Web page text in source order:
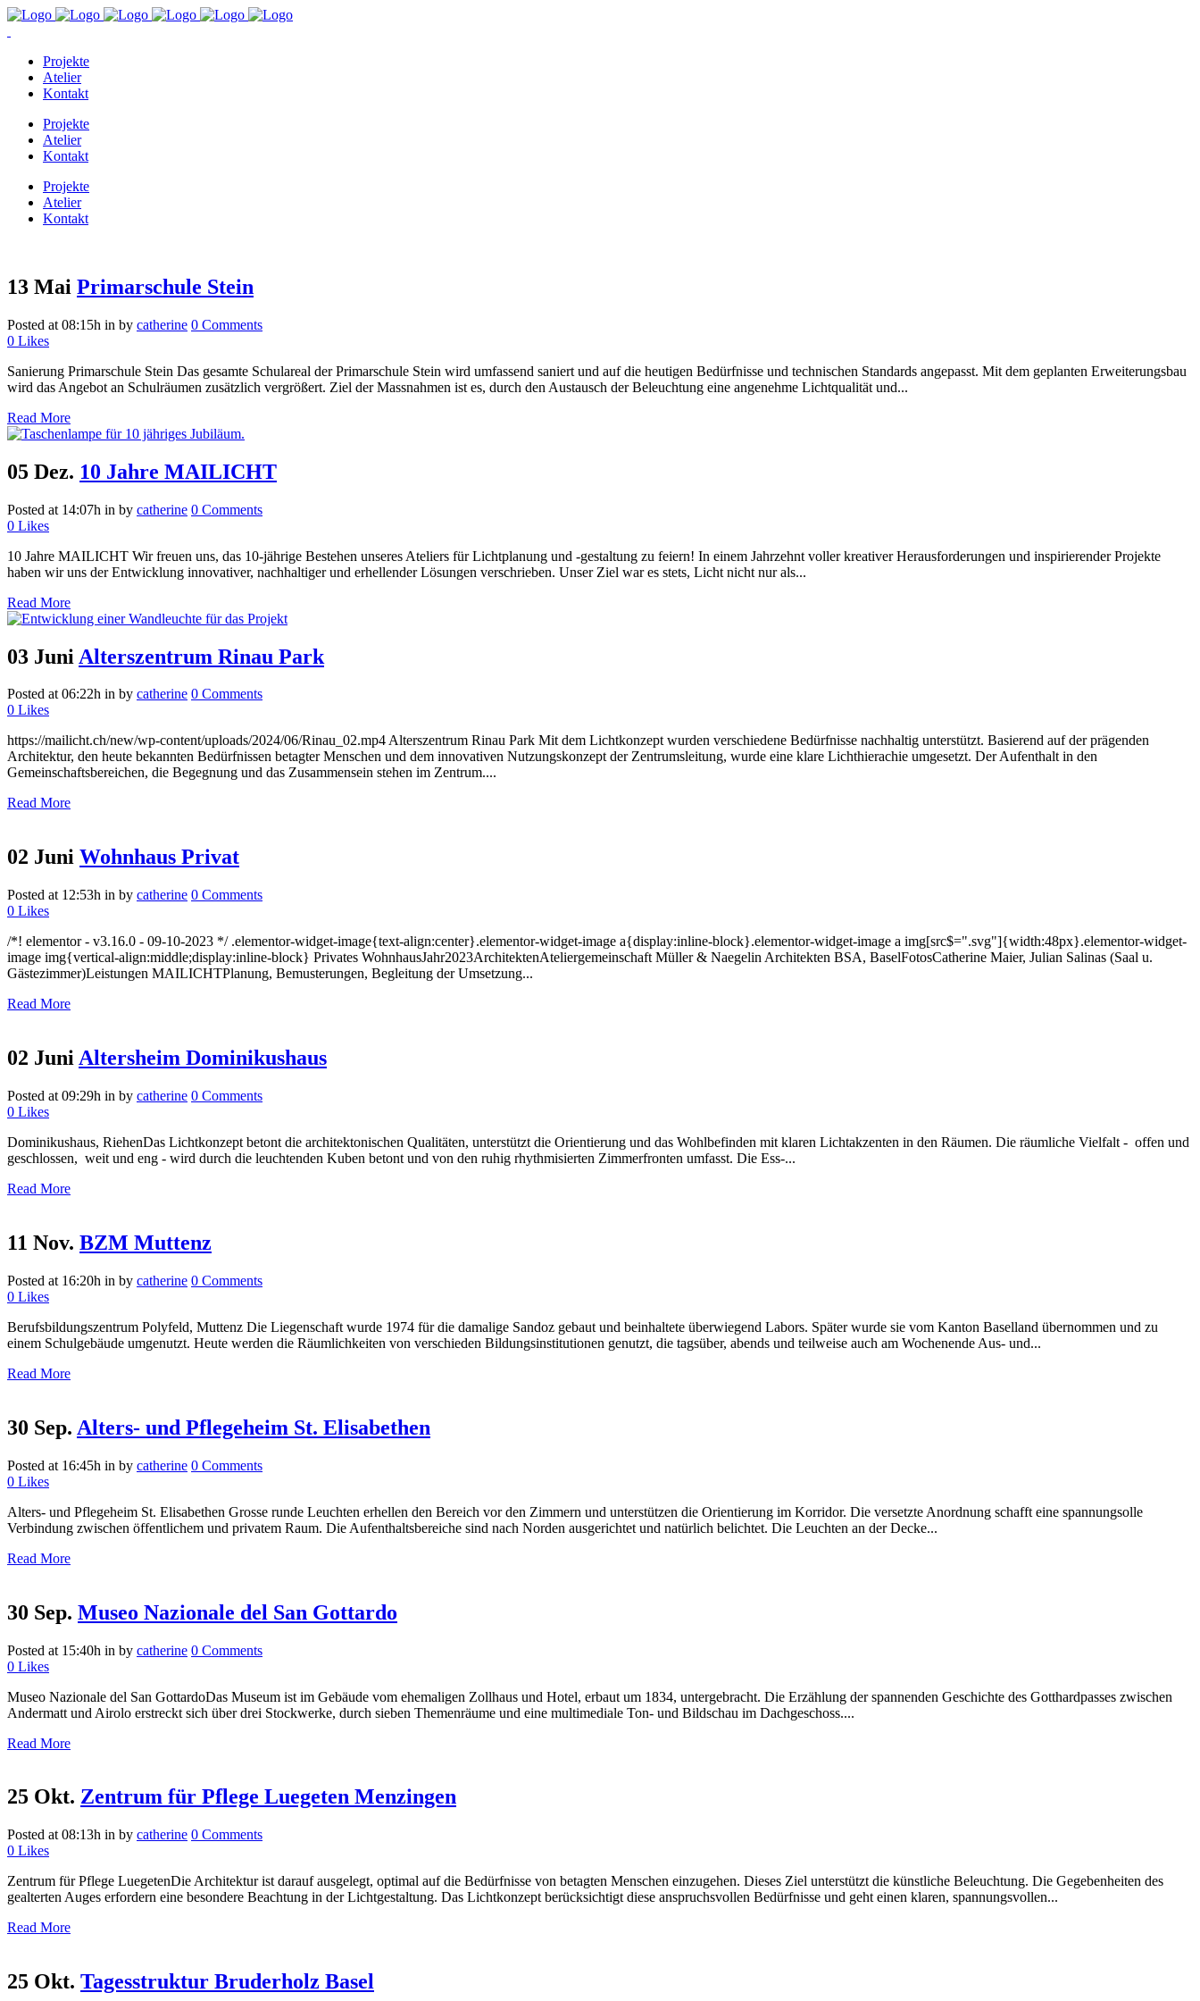
Projekte
Atelier
Kontakt
Projekte
Atelier
Kontakt
Projekte
Atelier
Kontakt
13 Mai Primarschule Stein
Posted at 08:15h in by catherine 0 Comments
0 Likes
Sanierung Primarschule Stein Das gesamte Schulareal der Primarschule Stein wird umfassend saniert und auf die heutigen Bedürfnisse und technischen Standards angepasst. Mit dem geplanten Erweiterungsbau
wird das Angebot an Schulräumen zusätzlich vergrößert. Ziel der Massnahmen ist es, durch den Austausch der Beleuchtung eine angenehme Lichtqualität und...
Read More
05 Dez. 10 Jahre MAILICHT
Posted at 14:07h in by catherine 0 Comments
0 Likes
10 Jahre MAILICHT Wir freuen uns, das 10-jährige Bestehen unseres Ateliers für Lichtplanung und -gestaltung zu feiern! In einem Jahrzehnt voller kreativer Herausforderungen und inspirierender Projekte
haben wir uns der Entwicklung innovativer, nachhaltiger und erhellender Lösungen verschrieben. Unser Ziel war es stets, Licht nicht nur als...
Read More
03 Juni Alterszentrum Rinau Park
Posted at 06:22h in by catherine 0 Comments
0 Likes
https://mailicht.ch/new/wp-content/uploads/2024/06/Rinau_02.mp4 Alterszentrum Rinau Park Mit dem Lichtkonzept wurden verschiedene Bedürfnisse nachhaltig unterstützt. Basierend auf der prägenden
Architektur, den heute bekannten Bedürfnissen betagter Menschen und dem innovativen Nutzungskonzept der Zentrumsleitung, wurde eine klare Lichthierachie umgesetzt. Der Aufenthalt in den
Gemeinschaftsbereichen, die Begegnung und das Zusammensein stehen im Zentrum....
Read More
02 Juni Wohnhaus Privat
Posted at 12:53h in by catherine 0 Comments
0 Likes
/*! elementor - v3.16.0 - 09-10-2023 */ .elementor-widget-image{text-align:center}.elementor-widget-image a{display:inline-block}.elementor-widget-image a img[src$=".svg"]{width:48px}.elementor-widget-
image img{vertical-align:middle;display:inline-block} Privates WohnhausJahr2023ArchitektenAteliergemeinschaft Müller & Naegelin Architekten BSA, BaselFotosCatherine Maier, Julian Salinas (Saal u.
Gästezimmer)Leistungen MAILICHTPlanung, Bemusterungen, Begleitung der Umsetzung...
Read More
02 Juni Altersheim Dominikushaus
Posted at 09:29h in by catherine 0 Comments
0 Likes
Dominikushaus, RiehenDas Lichtkonzept betont die architektonischen Qualitäten, unterstützt die Orientierung und das Wohlbefinden mit klaren Lichtakzenten in den Räumen. Die räumliche Vielfalt - offen und
geschlossen, weit und eng - wird durch die leuchtenden Kuben betont und von den ruhig rhythmisierten Zimmerfronten umfasst. Die Ess-...
Read More
11 Nov. BZM Muttenz
Posted at 16:20h in by catherine 0 Comments
0 Likes
Berufsbildungszentrum Polyfeld, Muttenz Die Liegenschaft wurde 1974 für die damalige Sandoz gebaut und beinhaltete überwiegend Labors. Später wurde sie vom Kanton Baselland übernommen und zu
einem Schulgebäude umgenutzt. Heute werden die Räumlichkeiten von verschieden Bildungsinstitutionen genutzt, die tagsüber, abends und teilweise auch am Wochenende Aus- und...
Read More
30 Sep. Alters- und Pflegeheim St. Elisabethen
Posted at 16:45h in by catherine 0 Comments
0 Likes
Alters- und Pflegeheim St. Elisabethen Grosse runde Leuchten erhellen den Bereich vor den Zimmern und unterstützen die Orientierung im Korridor. Die versetzte Anordnung schafft eine spannungsolle
Verbindung zwischen öffentlichem und privatem Raum. Die Aufenthaltsbereiche sind nach Norden ausgerichtet und natürlich belichtet. Die Leuchten an der Decke...
Read More
30 Sep. Museo Nazionale del San Gottardo
Posted at 15:40h in by catherine 0 Comments
0 Likes
Museo Nazionale del San GottardoDas Museum ist im Gebäude vom ehemaligen Zollhaus und Hotel, erbaut um 1834, untergebracht. Die Erzählung der spannenden Geschichte des Gotthardpasses zwischen
Andermatt und Airolo erstreckt sich über drei Stockwerke, durch sieben Themenräume und eine multimediale Ton- und Bildschau im Dachgeschoss....
Read More
25 Okt. Zentrum für Pflege Luegeten Menzingen
Posted at 08:13h in by catherine 0 Comments
0 Likes
Zentrum für Pflege LuegetenDie Architektur ist darauf ausgelegt, optimal auf die Bedürfnisse von betagten Menschen einzugehen. Dieses Ziel unterstützt die künstliche Beleuchtung. Die Gegebenheiten des
gealterten Auges erfordern eine besondere Beachtung in der Lichtgestaltung. Das Lichtkonzept berücksichtigt diese anspruchsvollen Bedürfnisse und geht einen klaren, spannungsvollen...
Read More
25 Okt. Tagesstruktur Bruderholz Basel